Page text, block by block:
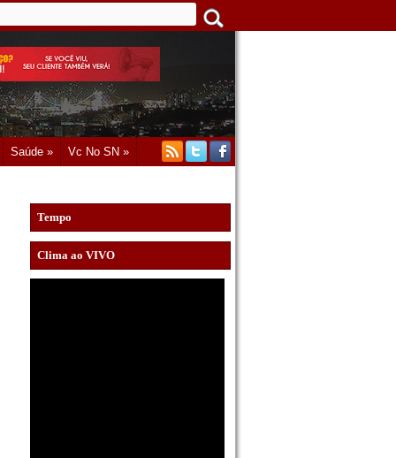
Saúde » Vc No SN »
Tempo
Clima ao VIVO